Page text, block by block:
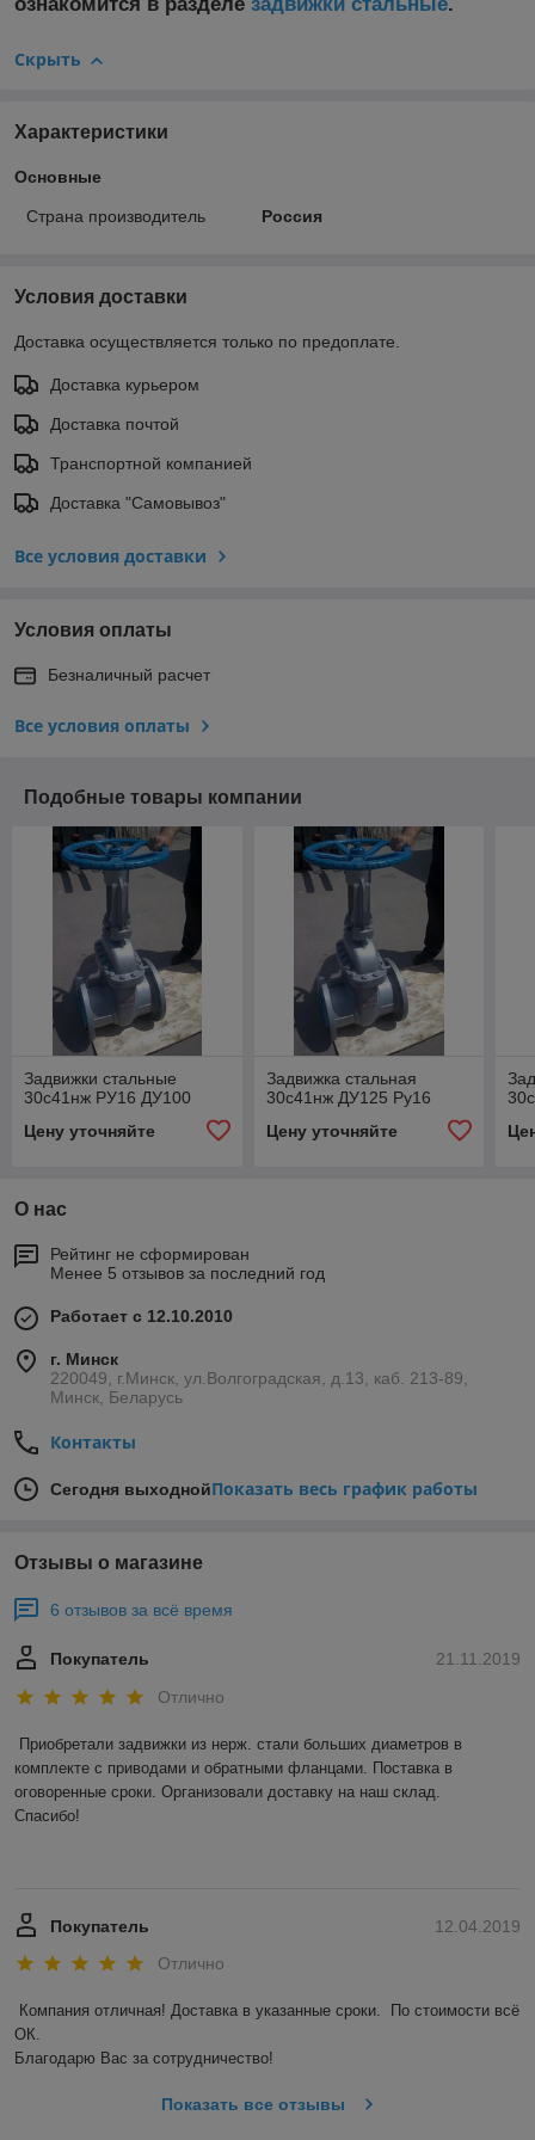
ознакомится в разделе задвижки стальные.
Скрыть
Характеристики
Основные
Страна производитель Россия
Условия доставки
Доставка осуществляется только по предоплате.
Доставка курьером
Доставка почтой
Транспортной компанией
Доставка "Самовывоз"
Все условия доставки
Условия оплаты
Безналичный расчет
Все условия оплаты
Подобные товары компании
Задвижки стальные
30с41нж РУ16 ДУ100
Цену уточняйте
Задвижка стальная
30с41нж ДУ125 Ру16
Цену уточняйте
О нас
Рейтинг не сформирован
Менее 5 отзывов за последний год
Работает с 12.10.2010
г. Минск
220049, г.Минск, ул.Волгоградская, д.13, каб. 213-89,
Минск, Беларусь
Контакты
Сегодня выходнойПоказать весь график работы
Отзывы о магазине
6 отзывов за всё время
21.11.2019
Покупатель
Отлично
Приобретали задвижки из нерж. стали больших диаметров в
комплекте с приводами и обратными фланцами. Поставка в
оговоренные сроки. Организовали доставку на наш склад.
Спасибо!
12.04.2019
Покупатель
Отлично
Компания отличная! Доставка в указанные сроки.  По стоимости всё
ОК.
Благодарю Вас за сотрудничество!
Показать все отзывы